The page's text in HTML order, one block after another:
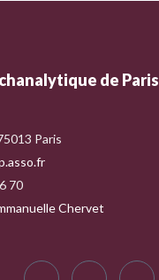
de Paris
Paris
70
Chervet